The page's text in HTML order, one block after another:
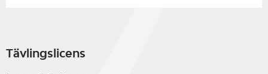
Tävlingslicens